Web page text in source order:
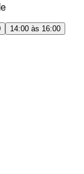
14:00 às 16:00